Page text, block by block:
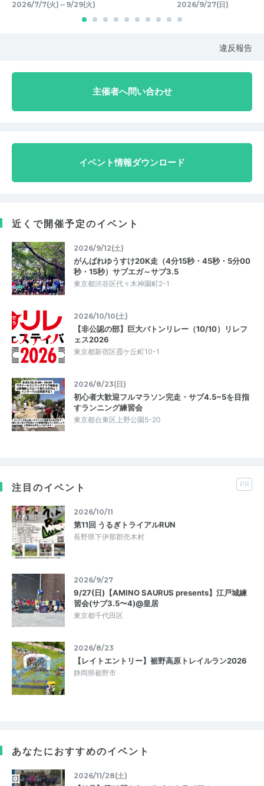
2026/7/7(火)～9/29(火) 2026/9/27(日)
違反報告
主催者へ問い合わせ
イベント情報ダウンロード
近くで開催予定のイベント
2026/9/12(土)
がんばれゆうすけ20K走（4分15秒・45秒・5分00
秒・15秒）サブエガ～サブ3.5
東京都渋谷区代々木神園町2-1
2026/10/10(土)
【非公認の部】巨大バトンリレー（10/10）リレフ
ェス2026
東京都新宿区霞ケ丘町10-1
2026/8/23(日)
初心者大歓迎フルマラソン完走・サブ4.5~5を目指
すランニング練習会
東京都台東区上野公園5-20
注目のイベント PR
2026/10/11
第11回 うるぎトライアルRUN
長野県下伊那郡売木村
2026/9/27
9/27(日)【AMINO SAURUS presents】江戸城練
習会(サブ3.5〜4)@皇居
東京都千代田区
2026/8/23
【レイトエントリー】裾野高原トレイルラン2026
静岡県裾野市
あなたにおすすめのイベント
2026/11/28(土)